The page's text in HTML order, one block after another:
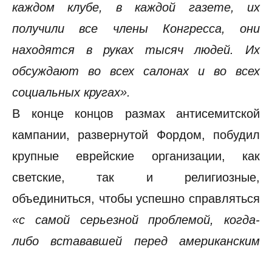
каждом клубе, в каждой газете, их
получили все члены Конгресса, они
находятся в руках тысяч людей. Их
обсуждают во всех салонах и во всех
социальных кругах».
В конце концов размах антисемитской
кампании, развернутой Фордом, побудил
крупные еврейские организации, как
светские, так и религиозные,
объединиться, чтобы успешно справляться
«с самой серьезной проблемой, когда-
либо встававшей перед американским